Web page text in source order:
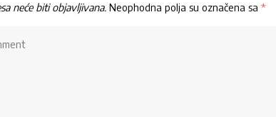
neće biti objavljivana. Neophodna polja su označena sa *